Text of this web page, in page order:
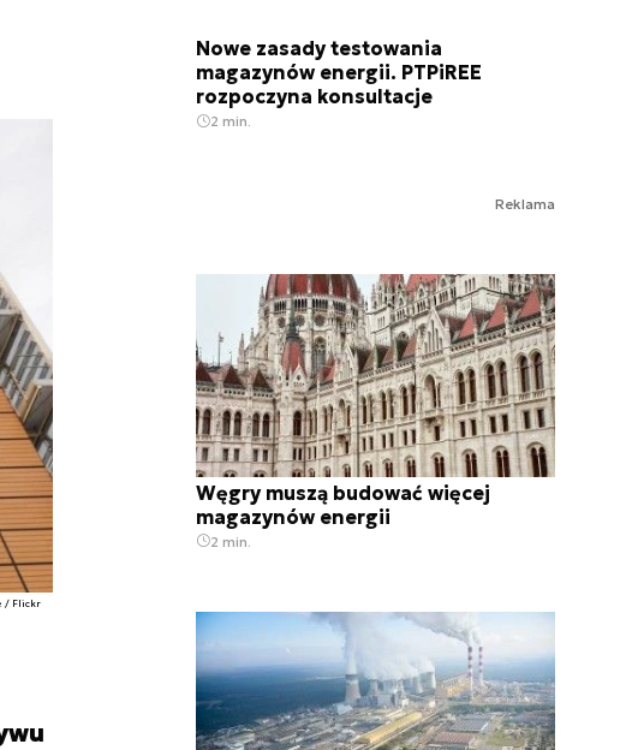
/ Flickr
Nowe zasady testowania
magazynów energii. PTPiREE
rozpoczyna konsultacje
2 min.
Reklama
Węgry muszą budować więcej
magazynów energii
2 min.